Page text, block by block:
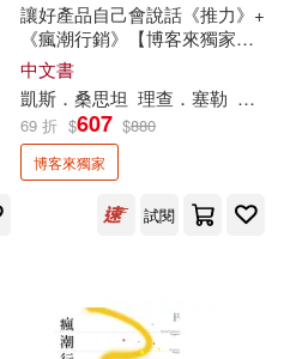
讓好產品自己會說話《推力》+
《瘋潮行銷》【博客來獨家套
書】
中文書
凱斯．桑思坦 理查．塞勒 約拿
69 折 $607 $880
博客來獨家
試閱